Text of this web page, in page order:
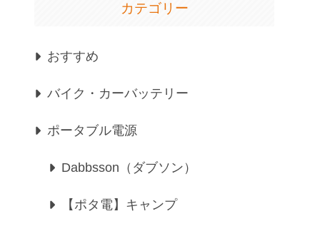
カテゴリー
おすすめ
バイク・カーバッテリー
ポータブル電源
Dabbsson（ダブソン）
【ポタ電】キャンプ